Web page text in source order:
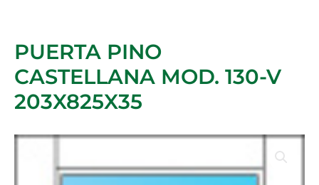
PUERTA PINO
CASTELLANA MOD. 130-V
203X825X35
PUERTA
CASTELLANA